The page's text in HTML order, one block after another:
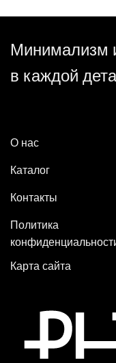
Минимализм
в каждой
О нас
Каталог
Контакты
Политика
Карта сайта